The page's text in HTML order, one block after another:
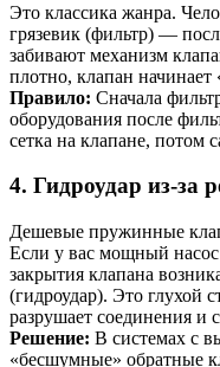
Это классика жанра.
грязевик (фильтр) —
забивают механизм
плотно, клапан начинает
Правило: Сначала
оборудования после
сетка на клапане, потом
4. Гидроудар из-за
Дешевые пружинные
Если у вас мощный
закрытия клапана
(гидроудар). Это глухой
разрушает соединения и
Решение: В системах с
«бесшумные» обратные